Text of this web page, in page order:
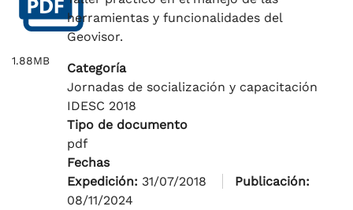
1.88MB
herramientas y funcionalidades del
Geovisor.
Categoría
Jornadas de socialización y capacitación
IDESC 2018
Tipo de documento
pdf
Fechas
Expedición: 31/07/2018
Publicación:
08/11/2024